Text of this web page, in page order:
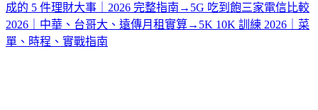
成的 5 件理財大事｜2026 完整指南 → 5G 吃到飽三家電信比較
2026｜中華、台哥大、遠傳月租實算→ 5K 10K 訓練 2026｜菜
單、時程、實戰指南